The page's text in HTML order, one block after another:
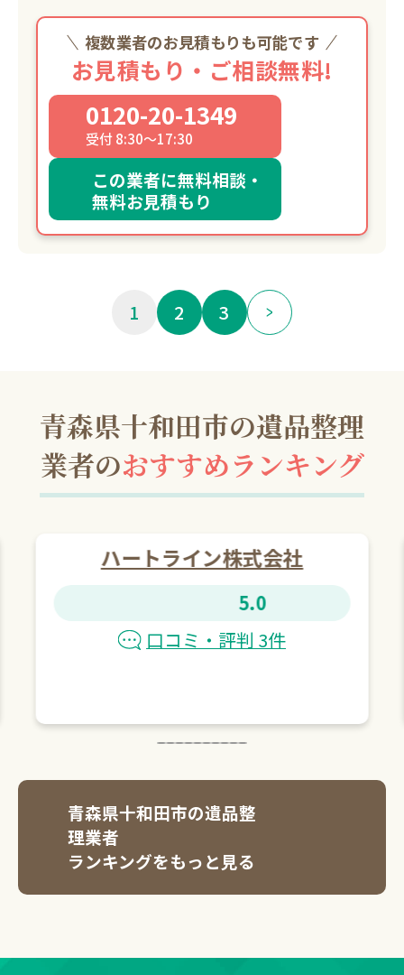
複数業者のお見積もりも可能です
お見積もり・ご相談無料!
0120-20-1349
受付 8:30～17:30
この業者に無料相談・
無料お見積もり
1 2 3
青森県十和田市の遺品整理
業者のおすすめランキング
ハートライン株式会社
5.0
口コミ・評判 3件
青森県十和田市の遺品整
理業者
ランキングをもっと見る